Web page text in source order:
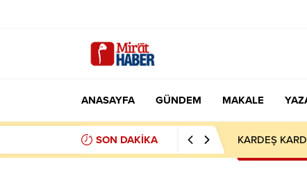
ANASAYFA GÜNDEM MAKALE
SON DAKİKA KARDEŞ